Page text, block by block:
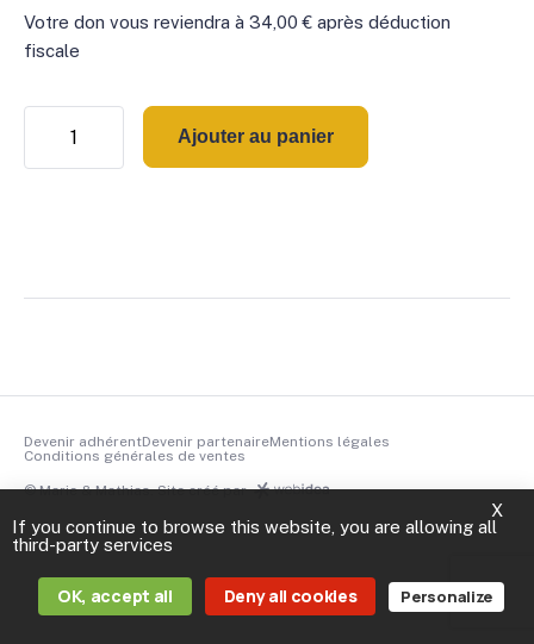
Votre don vous reviendra à 34,00 € après déduction
fiscale
quantité
Ajouter au panier
Devenir adhérentDevenir partenaireMentions légales
Conditions générales de ventes
© Marie & Mathias. Site créé par
X
If you continue to browse this website, you are allowing all
third-party services
OK, accept all Deny all cookies Personalize